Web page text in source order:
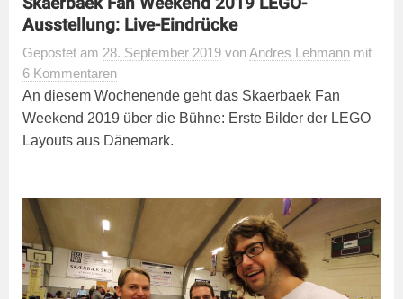
Ausstellung: Live-Eindrücke
Gepostet am 28. September 2019 vonAndres Lehmann mit
6 Kommentaren
An diesem Wochenende geht das Skaerbaek Fan
Weekend 2019 über die Bühne: Erste Bilder der LEGO
Layouts aus Dänemark.